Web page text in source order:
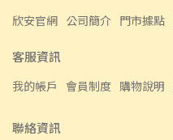
欣安官網 公司簡介 門市據點
客服資訊
我的帳戶 會員制度 購物說明
聯絡資訊